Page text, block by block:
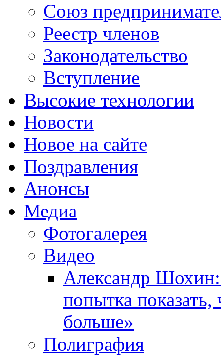
Союз
Реестр членов
Законодательство
Вступление
Высокие технологии
Новости
Новое на сайте
Поздравления
Анонсы
Медиа
Фотогалерея
Видео
Александр
попытка
больше»
Полиграфия